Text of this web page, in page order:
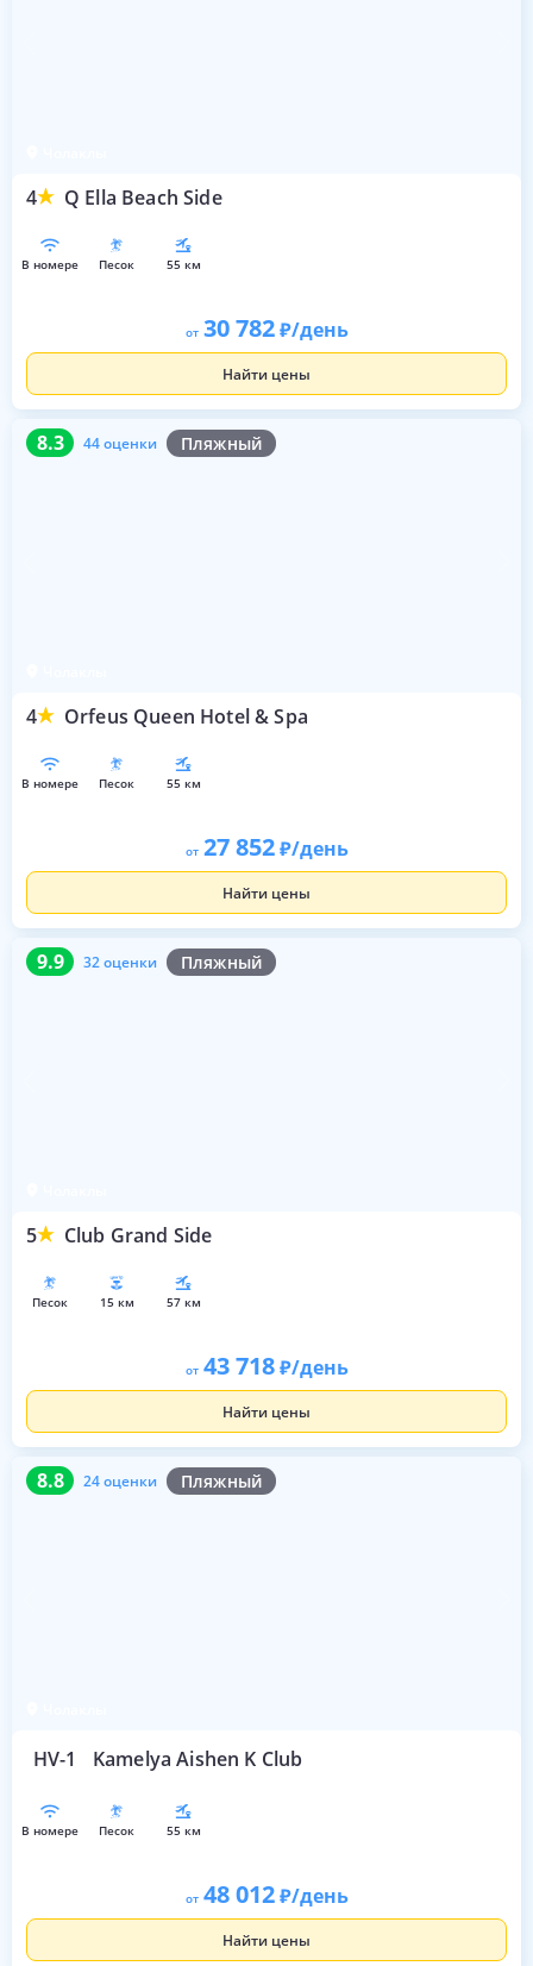
4 Q Ella Beach Side
в номере песок 55 км
от 30 782 /день
Найти цены
8.3 44 оценки Пляжный
4 Orfeus Queen Hotel & Spa
8.3 44 оценки
в номере песок 55 км
от 27 852 /день
Найти цены
9.9 32 оценки Пляжный
5 Club Grand Side
9.9 32 оценки
песок 15 км 57 км
от 43 718 /день
Найти цены
8.8 24 оценки Пляжный
HV-1 Kamelya Aishen K Club
8.8 24 оценки
в номере песок 55 км
от 48 012 /день
Найти цены